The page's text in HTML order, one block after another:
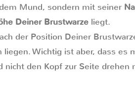
Mund, sondern mit seiner
Deiner Brustwarze liegt.
der Position Deiner
liegen. Wichtig ist aber, dass es
nicht den Kopf zur Seite drehen